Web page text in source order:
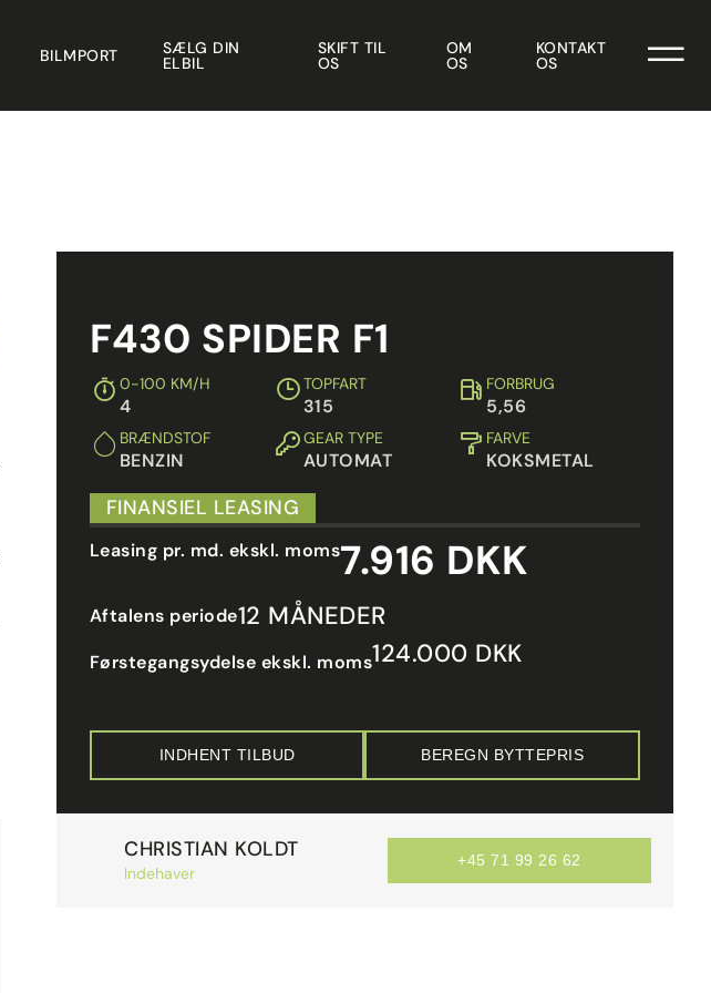
BILMPORT SÆLG DIN
ELBIL
SKIFT TIL
OS
OM
OS
KONTAKT
OS
F430 SPIDER F1
0-100 KM/H
4
TOPFART
315
FORBRUG
5,56
BRÆNDSTOF
BENZIN
GEAR TYPE
AUTOMAT
FARVE
KOKSMETAL
FINANSIEL LEASING
Leasing pr. md. ekskl. moms7.916 DKK
Aftalens periode12 MÅNEDER
Førstegangsydelse ekskl. moms124.000 DKK
INDHENT TILBUD BEREGN BYTTEPRIS
CHRISTIAN KOLDT
Indehaver
+45 71 99 26 62